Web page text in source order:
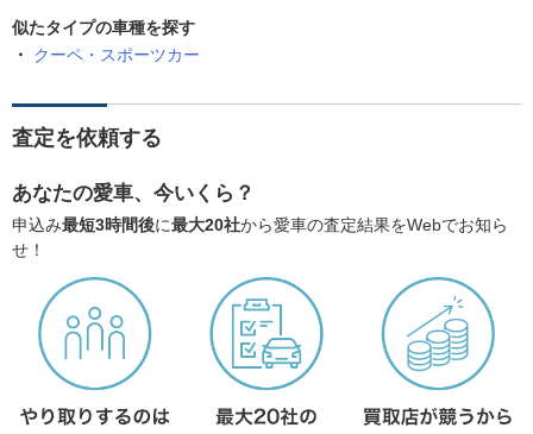
似たタイプの車種を探す
クーペ・スポーツカー
査定を依頼する
あなたの愛車、今いくら？
申込み最短3時間後に最大20社から愛車の査定結果をWebでお知ら
せ！